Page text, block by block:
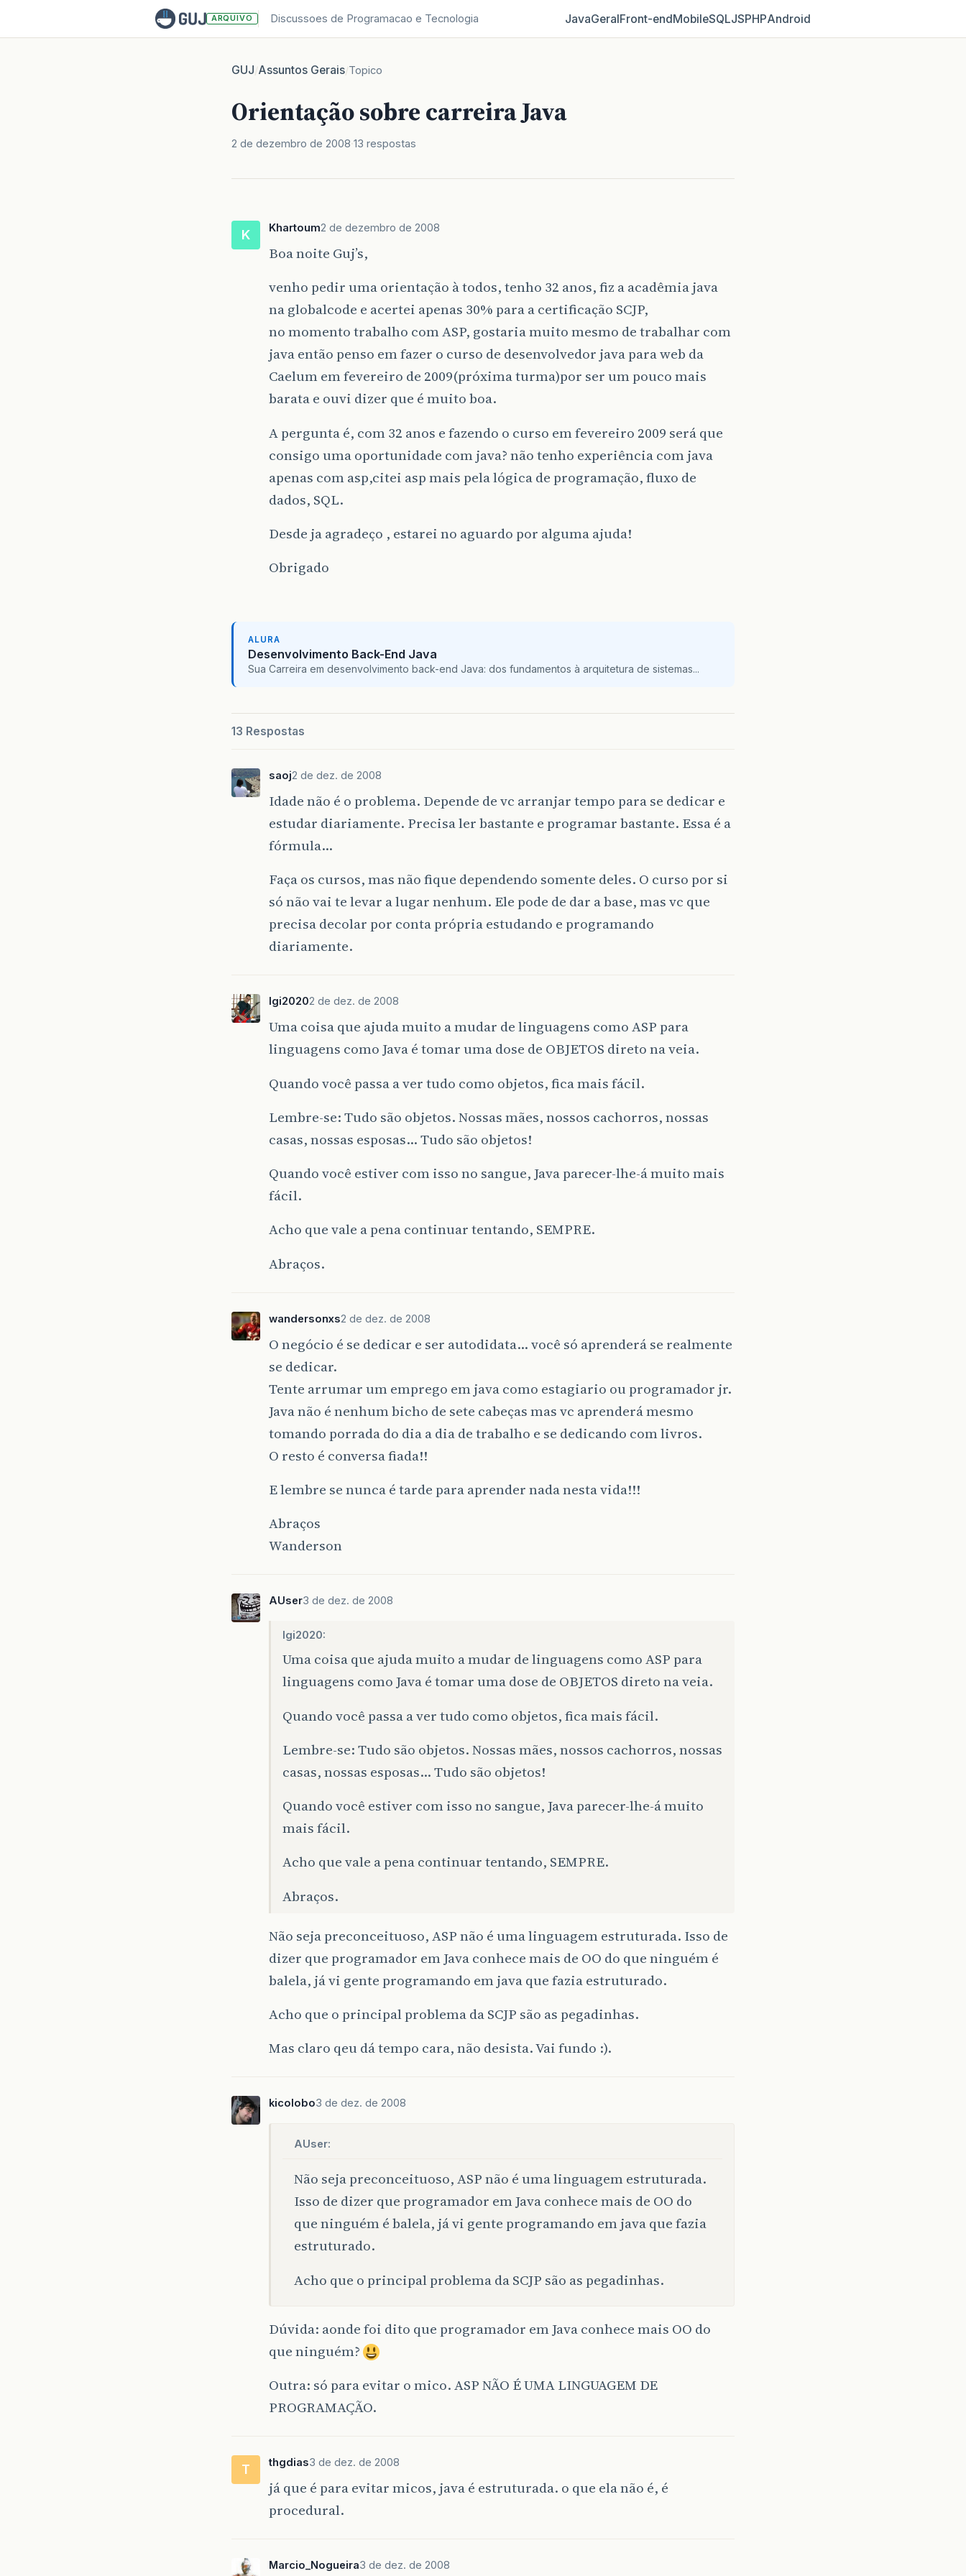
ARQUIVO Discussoes de Programacao e Tecnologia JavaGeralFront‑endMobileSQLJSPHPAndroid
GUJ/Assuntos Gerais/Topico
Orientação sobre carreira Java
2 de dezembro de 2008 13 respostas
K Khartoum2 de dezembro de 2008
Boa noite Guj’s,
venho pedir uma orientação à todos, tenho 32 anos, fiz a acadêmia java
na globalcode e acertei apenas 30% para a certificação SCJP,
no momento trabalho com ASP, gostaria muito mesmo de trabalhar com
java então penso em fazer o curso de desenvolvedor java para web da
Caelum em fevereiro de 2009(próxima turma)por ser um pouco mais
barata e ouvi dizer que é muito boa.
A pergunta é, com 32 anos e fazendo o curso em fevereiro 2009 será que
consigo uma oportunidade com java? não tenho experiência com java
apenas com asp,citei asp mais pela lógica de programação, fluxo de
dados, SQL.
Desde ja agradeço , estarei no aguardo por alguma ajuda!
Obrigado
ALURA
Desenvolvimento Back-End Java
Sua Carreira em desenvolvimento back-end Java: dos fundamentos à arquitetura de sistemas...
13 Respostas
saoj2 de dez. de 2008
Idade não é o problema. Depende de vc arranjar tempo para se dedicar e
estudar diariamente. Precisa ler bastante e programar bastante. Essa é a
fórmula…
Faça os cursos, mas não fique dependendo somente deles. O curso por si
só não vai te levar a lugar nenhum. Ele pode de dar a base, mas vc que
precisa decolar por conta própria estudando e programando
diariamente.
lgi20202 de dez. de 2008
Uma coisa que ajuda muito a mudar de linguagens como ASP para
linguagens como Java é tomar uma dose de OBJETOS direto na veia.
Quando você passa a ver tudo como objetos, fica mais fácil.
Lembre-se: Tudo são objetos. Nossas mães, nossos cachorros, nossas
casas, nossas esposas… Tudo são objetos!
Quando você estiver com isso no sangue, Java parecer-lhe-á muito mais
fácil.
Acho que vale a pena continuar tentando, SEMPRE.
Abraços.
wandersonxs2 de dez. de 2008
O negócio é se dedicar e ser autodidata… você só aprenderá se realmente
se dedicar.
Tente arrumar um emprego em java como estagiario ou programador jr.
Java não é nenhum bicho de sete cabeças mas vc aprenderá mesmo
tomando porrada do dia a dia de trabalho e se dedicando com livros.
O resto é conversa fiada!!
E lembre se nunca é tarde para aprender nada nesta vida!!!
Abraços
Wanderson
AUser3 de dez. de 2008
lgi2020:
Uma coisa que ajuda muito a mudar de linguagens como ASP para
linguagens como Java é tomar uma dose de OBJETOS direto na veia.
Quando você passa a ver tudo como objetos, fica mais fácil.
Lembre-se: Tudo são objetos. Nossas mães, nossos cachorros, nossas
casas, nossas esposas… Tudo são objetos!
Quando você estiver com isso no sangue, Java parecer-lhe-á muito
mais fácil.
Acho que vale a pena continuar tentando, SEMPRE.
Abraços.
Não seja preconceituoso, ASP não é uma linguagem estruturada. Isso de
dizer que programador em Java conhece mais de OO do que ninguém é
balela, já vi gente programando em java que fazia estruturado.
Acho que o principal problema da SCJP são as pegadinhas.
Mas claro qeu dá tempo cara, não desista. Vai fundo :).
kicolobo3 de dez. de 2008
AUser:
Não seja preconceituoso, ASP não é uma linguagem estruturada.
Isso de dizer que programador em Java conhece mais de OO do
que ninguém é balela, já vi gente programando em java que fazia
estruturado.
Acho que o principal problema da SCJP são as pegadinhas.
Dúvida: aonde foi dito que programador em Java conhece mais OO do
que ninguém?
Outra: só para evitar o mico. ASP NÃO É UMA LINGUAGEM DE
PROGRAMAÇÃO.
T thgdias3 de dez. de 2008
já que é para evitar micos, java é estruturada. o que ela não é, é
procedural.
Marcio_Nogueira3 de dez. de 2008